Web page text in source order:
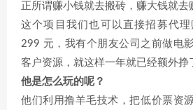
正所谓赚小钱就去搬砖，赚大钱就去
这个项目我们也可以直接招募代
299 元，我有个朋友公司之前做电
客户资源，就这样一年就已经额外挣
他是怎么玩的呢？
他们利用撸羊毛技术，把低价票资